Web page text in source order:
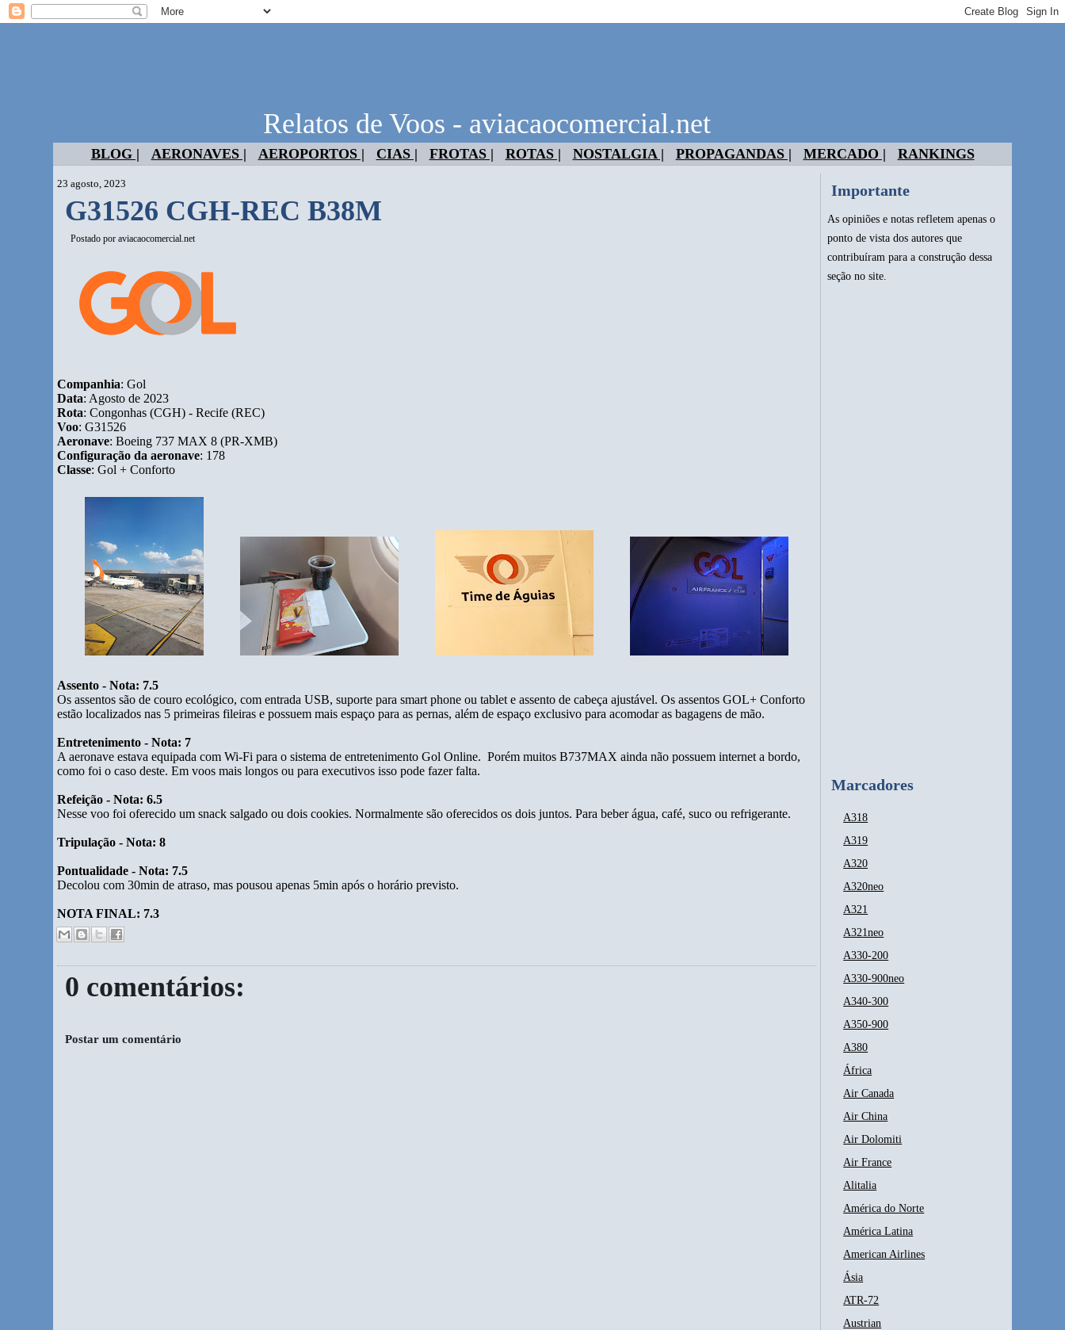
Relatos de Voos - aviacaocomercial.net
BLOG | AERONAVES | AEROPORTOS | CIAS | FROTAS | ROTAS | NOSTALGIA | PROPAGANDAS | MERCADO | RANKINGS
23 agosto, 2023
G31526 CGH-REC B38M
Postado poraviacaocomercial.net
Companhia: Gol
Data: Agosto de 2023
Rota: Congonhas (CGH) - Recife (REC)
Voo: G31526
Aeronave: Boeing 737 MAX 8 (PR-XMB)
Configuração da aeronave: 178
Classe: Gol + Conforto
Assento - Nota: 7.5
Os assentos são de couro ecológico, com entrada USB, suporte para smart phone ou tablet e assento de cabeça ajustável. Os assentos GOL+ Conforto
estão localizados nas 5 primeiras fileiras e possuem mais espaço para as pernas, além de espaço exclusivo para acomodar as bagagens de mão.
Entretenimento - Nota: 7
A aeronave estava equipada com Wi-Fi para o sistema de entretenimento Gol Online. Porém muitos B737MAX ainda não possuem internet a bordo,
como foi o caso deste. Em voos mais longos ou para executivos isso pode fazer falta.
Refeição - Nota: 6.5
Nesse voo foi oferecido um snack salgado ou dois cookies. Normalmente são oferecidos os dois juntos. Para beber água, café, suco ou refrigerante.
Tripulação - Nota: 8
Pontualidade - Nota: 7.5
Decolou com 30min de atraso, mas pousou apenas 5min após o horário previsto.
NOTA FINAL: 7.3
0 comentários:
Postar um comentário
Importante
As opiniões e notas refletem apenas o
ponto de vista dos autores que
contribuíram para a construção dessa
seção no site.
Marcadores
A318
A319
A320
A320neo
A321
A321neo
A330-200
A330-900neo
A340-300
A350-900
A380
África
Air Canada
Air China
Air Dolomiti
Air France
Alitalia
América do Norte
América Latina
American Airlines
Ásia
ATR-72
Austrian